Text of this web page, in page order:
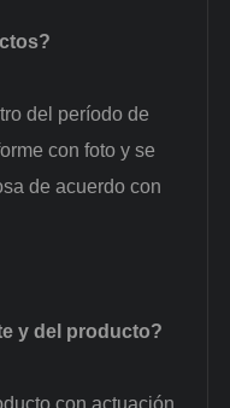
del período de
con foto y se
de acuerdo con
y del producto?
con actuación